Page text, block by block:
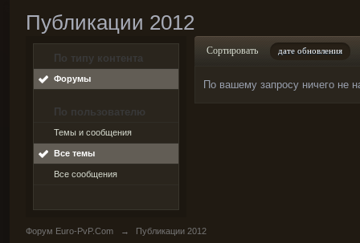
Публикации 2012
По типу контента
Форумы
По пользователю
Темы и сообщения
Все темы
Все сообщения
Сортировать дате обновления
По вашему запросу ничего не
Форум Euro-PvP.Com → Публикации 2012